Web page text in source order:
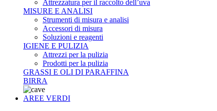
Attrezzatura per il raccolto dell’uva
MISURE E ANALISI
Strumenti di misura e analisi
Accessori di misura
Soluzioni e reagenti
IGIENE E PULIZIA
Attrezzi per la pulizia
Prodotti per la pulizia
GRASSI E OLI DI PARAFFINA
BIRRA
AREE VERDI